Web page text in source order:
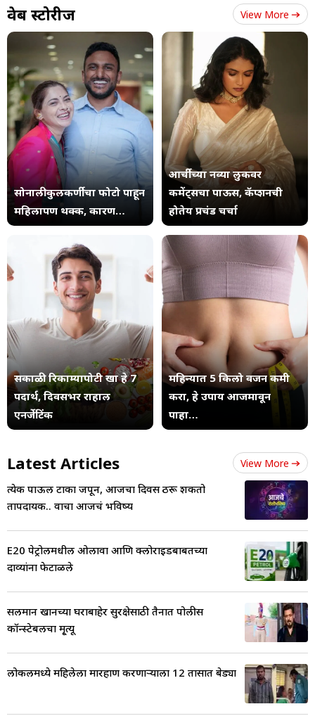
वेब स्टोरीज View More
सोनाली कुलकर्णीचा फोटो पाहून
महिलापण थक्क, कारण…
आर्चीच्या नव्या लुकवर
कमेंट्सचा पाऊस, कॅप्शनची
होतेय प्रचंड चर्चा
सकाळी रिकाम्यापोटी खा हे 7
पदार्थ, दिवसभर राहाल
एनर्जेटिंक
महिन्यात 5 किलो वजन कमी
करा, हे उपाय आजमावून
पाहा…
Latest Articles View More
प्रत्येक पाऊल टाका जपून, आजचा दिवस ठरू शकतो
तापदायक.. वाचा आजचं भविष्य
E20 पेट्रोलमधील ओलावा आणि क्लोराइडबाबतच्या
दाव्यांना फेटाळले
सलमान खानच्या घराबाहेर सुरक्षेसाठी तैनात पोलीस
कॉन्स्टेबलचा मृ्त्यू
लोकलमध्ये महिलेला मारहाण करणाऱ्याला 12 तासात बेड्या